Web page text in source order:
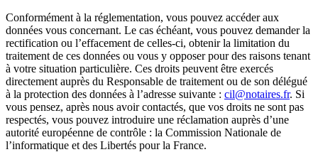
Conformément à la réglementation, vous pouvez accéder aux
données vous concernant. Le cas échéant, vous pouvez demander la
rectification ou l’effacement de celles-ci, obtenir la limitation du
traitement de ces données ou vous y opposer pour des raisons tenant
à votre situation particulière. Ces droits peuvent être exercés
directement auprès du Responsable de traitement ou de son délégué
à la protection des données à l’adresse suivante : cil@notaires.fr. Si
vous pensez, après nous avoir contactés, que vos droits ne sont pas
respectés, vous pouvez introduire une réclamation auprès d’une
autorité européenne de contrôle : la Commission Nationale de
l’informatique et des Libertés pour la France.